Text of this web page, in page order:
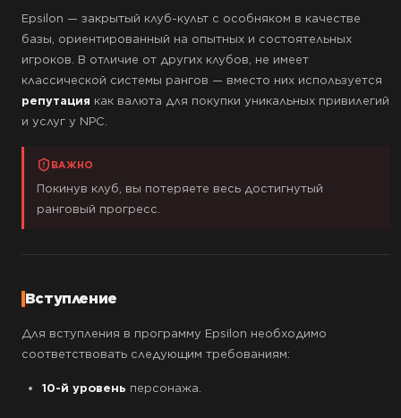
Epsilon — закрытый клуб-культ с особняком в качестве
базы, ориентированный на опытных и состоятельных
игроков. В отличие от других клубов, не имеет
классической системы рангов — вместо них используется
репутация как валюта для покупки уникальных привилегий
и услуг у NPC.
ВАЖНО
Покинув клуб, вы потеряете весь достигнутый
ранговый прогресс.
Вступление
Для вступления в программу Epsilon необходимо
соответствовать следующим требованиям:
10-й уровень персонажа.